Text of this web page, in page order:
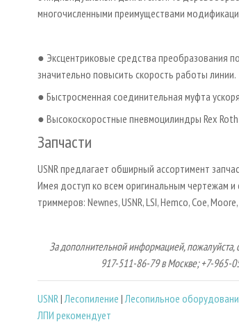
многочисленными преимуществами
● Эксцентриковые средства преобразования
значительно повысить скорость работы линии.
● Быстросменная соединительная муфта
● Высокоскоростные пневмоцилиндры Rex
Запчасти
USNR предлагает обширный ассортимент
Имея доступ ко всем оригинальным чертежам
триммеров: Newnes, USNR, LSI, Hemco, Coe,
За дополнительной информацией, пожалуйста,
917-511-86-79 в Москве; +7-965-
USNR | Лесопиление | Лесопильное
ЛПИ рекомендует